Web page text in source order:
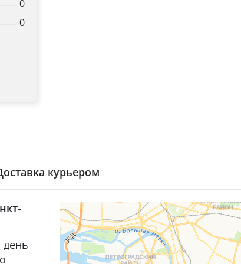
0
0
курьером
день